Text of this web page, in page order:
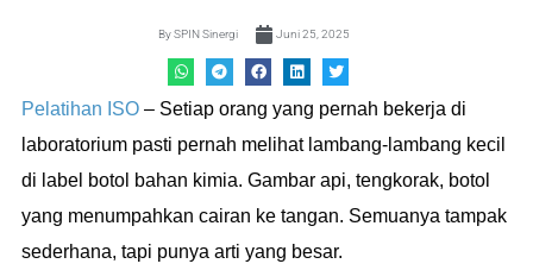
BySPIN Sinergi Juni 25, 2025
Pelatihan ISO – Setiap orang yang pernah bekerja di
laboratorium pasti pernah melihat lambang-lambang kecil
di label botol bahan kimia. Gambar api, tengkorak, botol
yang menumpahkan cairan ke tangan. Semuanya tampak
sederhana, tapi punya arti yang besar.